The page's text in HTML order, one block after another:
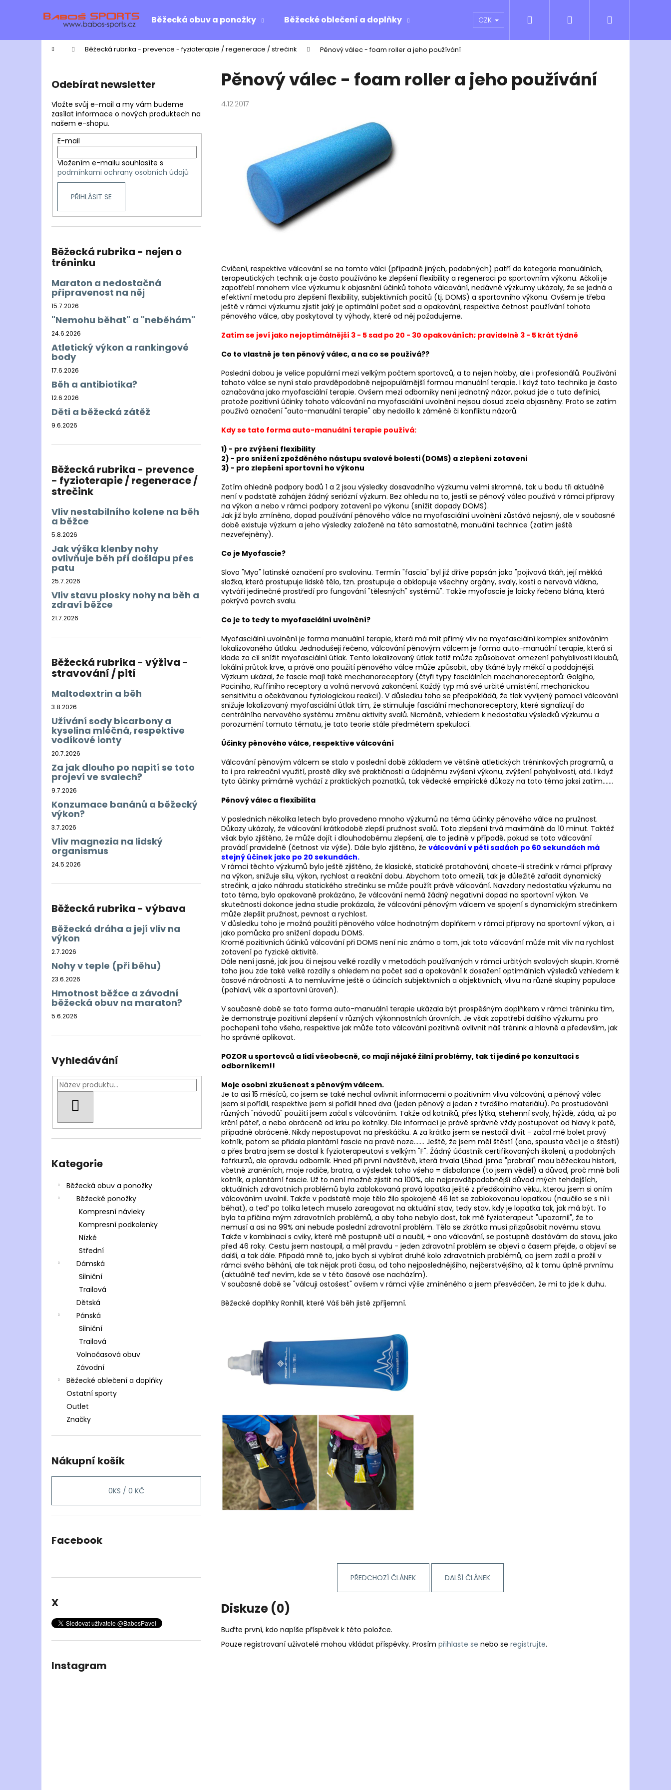
Běžecká obuv a ponožky Běžecké oblečení a doplňky Ostatní sporty Outlet Obchodní podmínky
CZK Přihlášení
Domů Běžecká rubrika - prevence - fyzioterapie / regenerace / strečink Pěnový válec - foam roller a jeho používání
Odebírat newsletter
Vložte svůj e-mail a my vám budeme
zasílat informace o nových produktech na
našem e-shopu.
E-mail
Vložením e-mailu souhlasíte s
podmínkami ochrany osobních údajů
PŘIHLÁSIT SE
Běžecká rubrika - nejen o
tréninku
Maraton a nedostačná
připravenost na něj
15.7.2026
"Nemohu běhat" a "neběhám"
24.6.2026
Atletický výkon a rankingové
body
17.6.2026
Běh a antibiotika?
12.6.2026
Děti a běžecká zátěž
9.6.2026
Běžecká rubrika - prevence
- fyzioterapie / regenerace /
strečink
Vliv nestabilního kolene na běh
a běžce
5.8.2026
Jak výška klenby nohy
ovlivňuje běh při došlapu přes
patu
25.7.2026
Vliv stavu plosky nohy na běh a
zdraví běžce
21.7.2026
Běžecká rubrika - výživa -
stravování / pití
Maltodextrin a běh
3.8.2026
Užívání sody bicarbony a
kyselina mléčná, respektive
vodíkové ionty
20.7.2026
Za jak dlouho po napití se toto
projeví ve svalech?
9.7.2026
Konzumace banánů a běžecký
výkon?
3.7.2026
Vliv magnezia na lidský
organismus
24.5.2026
Běžecká rubrika - výbava
Běžecká dráha a její vliv na
výkon
2.7.2026
Nohy v teple (při běhu)
23.6.2026
Hmotnost běžce a závodní
běžecká obuv na maraton?
5.6.2026
Vyhledávání
kategorie
Kategorie
Běžecká obuv a ponožky
Běžecké ponožky
Kompresní návleky
Kompresní podkolenky
Nízké
Střední
Dámská
Silniční
Trailová
Dětská
Pánská
Silniční
Trailová
Volnočasová obuv
Závodní
Běžecké oblečení a doplňky
Ostatní sporty
Outlet
Značky
Nákupní košík
0KS / 0 KČ
Facebook
X
Instagram
Pěnový válec - foam roller a jeho používání
4.12.2017
Cvičení, respektive válcování se na tomto válci (případně jiných, podobných) patří do kategorie manuálních,
terapeutických technik a je často používáno ke zlepšení flexibility a regeneraci po sportovním výkonu. Ačkoli je
zapotřebí mnohem více výzkumu k objasnění účinků tohoto válcování, nedávné výzkumy ukázaly, že se jedná o
efektivní metodu pro zlepšení flexibility, subjektivních pocitů (tj. DOMS) a sportovního výkonu. Ovšem je třeba
ještě v rámci výzkumu zjistit jaký je optimální počet sad a opakování, respektive četnost používání tohoto
pěnového válce, aby poskytoval ty výhody, které od něj požadujeme.
Zatím se jeví jako nejoptimálnější 3 - 5 sad po 20 - 30 opakováních; pravidelně 3 - 5 krát týdně
Co to vlastně je ten pěnový válec, a na co se používá??
Poslední dobou je velice populární mezi velkým počtem sportovců, a to nejen hobby, ale i profesionálů. Používání
tohoto válce se nyní stalo pravděpodobně nejpopulárnější formou manuální terapie. I když tato technika je často
označována jako myofasciální terapie. Ovšem mezi odborníky není jednotný názor, pokud jde o tuto definici,
protože pozitivní účinky tohoto válcování na myofasciální uvolnění nejsou dosud zcela objasněny. Proto se zatím
používá označení "auto-manuální terapie" aby nedošlo k záměně či konfliktu názorů.
Kdy se tato forma auto-manuální terapie používá:
1) - pro zvýšení flexibility
2) - pro snížení zpožděného nástupu svalové bolesti (DOMS) a zlepšení zotavení
3) - pro zlepšení sportovní ho výkonu
Zatím ohledně podpory bodů 1 a 2 jsou výsledky dosavadního výzkumu velmi skromné, tak u bodu tři aktuálně
není v podstatě zahájen žádný seriózní výzkum. Bez ohledu na to, jestli se pěnový válec používá v rámci přípravy
na výkon a nebo v rámci podpory zotavení po výkonu (snížit dopady DOMS).
Jak již bylo zmíněno, dopad používání pěnového válce na myofasciální uvolnění zůstává nejasný, ale v současné
době existuje výzkum a jeho výsledky založené na této samostatné, manuální technice (zatím ještě
nezveřejněny).
Co je Myofascie?
Slovo "Myo" latinské označení pro svalovinu. Termín "fascia" byl již dříve popsán jako "pojivová tkáň, její měkká
složka, která prostupuje lidské tělo, tzn. prostupuje a obklopuje všechny orgány, svaly, kosti a nervová vlákna,
vytváří jedinečné prostředí pro fungování "tělesných" systémů". Takže myofascie je laicky řečeno blána, která
pokrývá povrch svalu.
Co je to tedy to myofasciální uvolnění?
Myofasciální uvolnění je forma manuální terapie, která má mít přímý vliv na myofasciální komplex snižováním
lokalizovaného útlaku. Jednodušeji řečeno, válcování pěnovým válcem je forma auto-manuální terapie, která si
klade za cíl snížit myofasciální útlak. Tento lokalizovaný útlak totiž může způsobovat omezení pohyblivosti kloubů,
lokální průtok krve, a právě ono použití pěnového válce může způsobit, aby tkáně byly měkčí a poddajnější.
Výzkum ukázal, že fascie mají také mechanoreceptory (čtyři typy fasciálních mechanoreceptorů: Golgiho,
Paciniho, Ruffiniho receptory a volná nervová zakončení. Každý typ má své určité umístění, mechanickou
sensitivitu a očekávanou fyziologickou reakci). V důsledku toho se předpokládá, že tlak vyvíjený pomocí válcování
snižuje lokalizovaný myofasciální útlak tím, že stimuluje fasciální mechanoreceptory, které signalizují do
centrálního nervového systému změnu aktivity svalů. Nicméně, vzhledem k nedostatku výsledků výzkumu a
porozumění tomuto tématu, je tato teorie stále předmětem spekulací.
Účinky pěnového válce, respektive válcování
Válcování pěnovým válcem se stalo v poslední době základem ve většině atletických tréninkových programů, a
to i pro rekreační využití, prostě díky své praktičnosti a údajnému zvýšení výkonu, zvýšení pohyblivosti, atd. I když
tyto účinky primárně vychází z praktických poznatků, tak vědecké empirické důkazy na toto téma jaksi zatím.......
Pěnový válec a flexibilita
V posledních několika letech bylo provedeno mnoho výzkumů na téma účinky pěnového válce na pružnost.
Důkazy ukázaly, že válcování krátkodobě zlepší pružnost svalů. Toto zlepšení trvá maximálně do 10 minut. Taktéž
však bylo zjištěno, že může dojít i dlouhodobému zlepšení, ale to jedině v případě, pokud se toto válcování
provádí pravidelně (četnost viz výše). Dále bylo zjištěno, že válcování v pěti sadách po 60 sekundách má
stejný účinek jako po 20 sekundách.
V rámci těchto výzkumů bylo ještě zjištěno, že klasické, statické protahování, chcete-li strečink v rámci přípravy
na výkon, snižuje sílu, výkon, rychlost a reakční dobu. Abychom toto omezili, tak je důležité zařadit dynamický
strečink, a jako náhradu statického strečinku se může použít právě válcování. Navzdory nedostatku výzkumu na
toto téma, bylo opakovaně prokázáno, že válcování nemá žádný negativní dopad na sportovní výkon. Ve
skutečnosti dokonce jedna studie prokázala, že válcování pěnovým válcem ve spojení s dynamickým strečinkem
může zlepšit pružnost, pevnost a rychlost.
V důsledku toho je možná použití pěnového válce hodnotným doplňkem v rámci přípravy na sportovní výkon, a i
jako pomůcka pro snížení dopadu DOMS.
Kromě pozitivních účinků válcování při DOMS není nic známo o tom, jak toto válcování může mít vliv na rychlost
zotavení po fyzické aktivitě.
Dále není jasné, jak jsou či nejsou velké rozdíly v metodách používaných v rámci určitých svalových skupin. Kromě
toho jsou zde také velké rozdíly s ohledem na počet sad a opakování k dosažení optimálních výsledků vzhledem k
časové náročnosti. A to nemluvíme ještě o účincích subjektivních a objektivních, vlivu na různé skupiny populace
(pohlaví, věk a sportovní úroveň).
V současné době se tato forma auto-manuální terapie ukázala být prospěšným doplňkem v rámci tréninku tím,
že demonstruje pozitivní zlepšení v různých výkonnostních úrovních. Je však zapotřebí dalšího výzkumu pro
pochopení toho všeho, respektive jak může toto válcování pozitivně ovlivnit náš trénink a hlavně a především, jak
ho správně aplikovat.
POZOR u sportovců a lidí všeobecně, co mají nějaké žilní problémy, tak ti jedině po konzultaci s
odborníkem!!
Moje osobní zkušenost s pěnovým válcem.
Je to asi 15 měsíců, co jsem se také nechal ovlivnit informacemi o pozitivním vlivu válcování, a pěnový válec
jsem si pořídil, respektive jsem si pořídil hned dva (jeden pěnový a jeden z tvrdšího materiálu). Po prostudování
různých "návodů" použití jsem začal s válcováním. Takže od kotníků, přes lýtka, stehenní svaly, hýždě, záda, až po
krční páteř, a nebo obráceně od krku po kotníky. Dle informací je právě správné vždy postupovat od hlavy k patě,
případně obráceně. Nikdy nepostupovat na přeskáčku. A za krátko jsem se nestačil divit - začal mě bolet pravý
kotník, potom se přidala plantární fascie na pravé noze....... Ještě, že jsem měl štěstí (ano, spousta věcí je o štěstí)
a přes bratra jsem se dostal k fyzioterapeutovi s velkým "F". Žádný účastník certifikovaných školení, a podobných
fofrkurzů, ale opravdu odborník. Hned při první návštěvě, která trvala 1,5hod. jsme "probrali" mou běžeckou historii,
včetně zraněních, moje rodiče, bratra, a výsledek toho všeho = disbalance (to jsem věděl) a důvod, proč mně bolí
kotník, a plantární fascie. Už to není možné zjistit na 100%, ale nejpravděpodobnější důvod mých tehdejších,
aktuálních zdravotních problémů byla zablokovaná pravá lopatka ještě z předškolního věku, kterou jsem si oním
válcováním uvolnil. Takže v podstatě moje tělo žilo spokojeně 46 let se zablokovanou lopatkou (naučilo se s ní i
běhat), a teď po tolika letech muselo zareagovat na aktuální stav, tedy stav, kdy je lopatka tak, jak má být. To
byla ta příčina mým zdravotních problémů, a aby toho nebylo dost, tak mě fyzioterapeut "upozornil", že to
nemusí a asi na 99% ani nebude poslední zdravotní problém. Tělo se zkrátka musí přizpůsobit novému stavu.
Takže v kombinaci s cviky, které mě postupně učí a naučil, + ono válcování, se postupně dostávám do stavu, jako
před 46 roky. Cestu jsem nastoupil, a měl pravdu - jeden zdravotní problém se objeví a časem přejde, a objeví se
další, a tak dále. Připadá mně to, jako bych si vybírat druhé kolo zdravotních problémů, co jsem zažil a prožil v
rámci svého běhání, ale tak nějak proti času, od toho nejposlednějšího, nejčerstvějšího, až k tomu úplně prvnímu
(aktuálně teď nevím, kde se v této časové ose nacházím).
V současné době se "válcuji ostošest" ovšem v rámci výše zmíněného a jsem přesvědčen, že mi to jde k duhu.
Běžecké doplňky Ronhill, které Váš běh jistě zpříjemní.
PŘEDCHOZÍ ČLÁNEK DALŠÍ ČLÁNEK
Diskuze (0)
Buďte první, kdo napíše příspěvek k této položce.
Pouze registrovaní uživatelé mohou vkládat příspěvky. Prosím přihlaste se nebo se registrujte.
í
do
do
Co potřebujete najít?
Doporučujeme
BĚŽECKÁ BUNDA RONHILL EVERYDAY
899 Kč
Původně:1 200 Kč
BĚŽECKÉ TÍLKO RONHILL CORE VEST